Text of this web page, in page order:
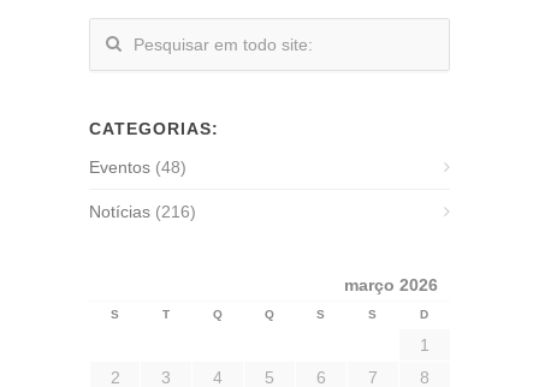
CATEGORIAS:
Eventos (48)
Notícias (216)
março 2026
S T Q Q S S D
1
2
3 4 5 6 7
8